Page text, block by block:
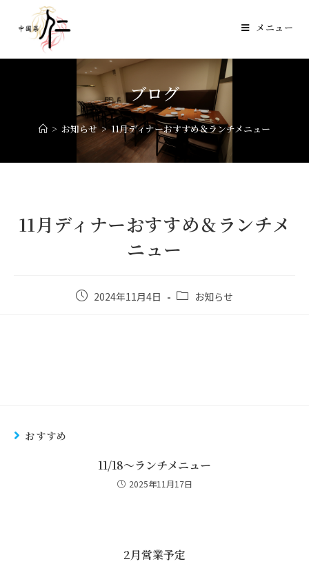
メニュー
ブログ
> お知らせ > 11月ディナーおすすめ＆ランチメニュー
11月ディナーおすすめ＆ランチメ
ニュー
2024年11月4日 お知らせ
おすすめ
11/18～ランチメニュー
2025年11月17日
2月営業予定